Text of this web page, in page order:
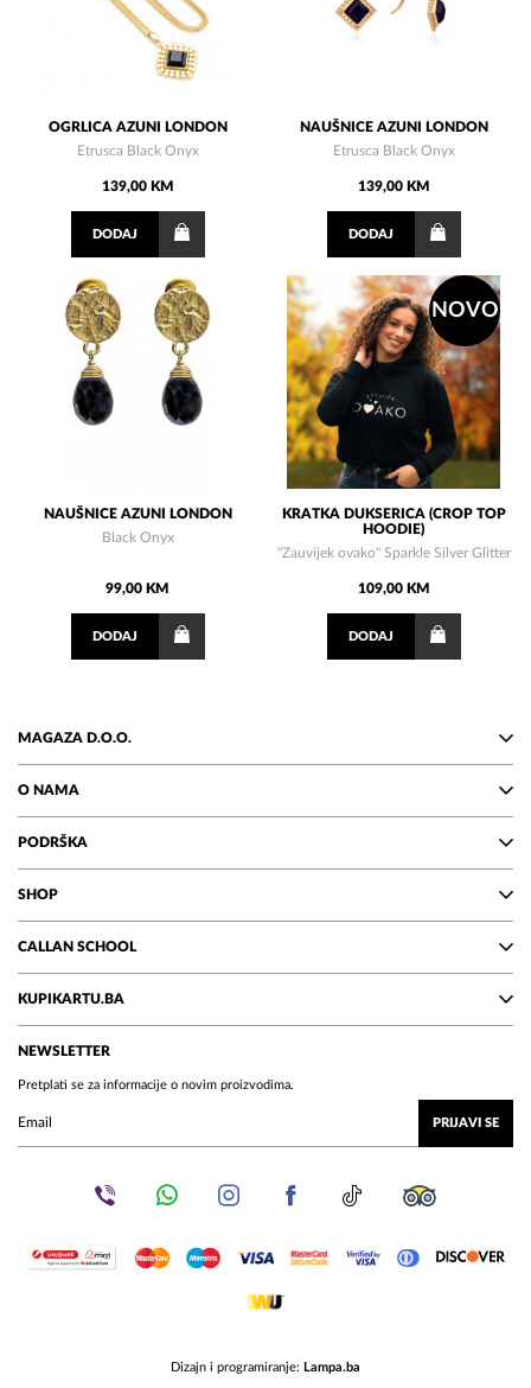
OGRLICA AZUNI LONDON
Etrusca Black Onyx
139,00 KM
DODAJ
NAUŠNICE AZUNI LONDON
Etrusca Black Onyx
139,00 KM
DODAJ
NAUŠNICE AZUNI LONDON
Black Onyx
99,00 KM
DODAJ
NOVO
KRATKA DUKSERICA (CROP TOP
HOODIE)
"Zauvijek ovako" Sparkle Silver Glitter
109,00 KM
DODAJ
MAGAZA D.O.O.
O NAMA
PODRŠKA
SHOP
CALLAN SCHOOL
KUPIKARTU.BA
NEWSLETTER
Pretplati se za informacije o novim proizvodima.
PRIJAVI SE
Dizajn i programiranje: Lampa.ba